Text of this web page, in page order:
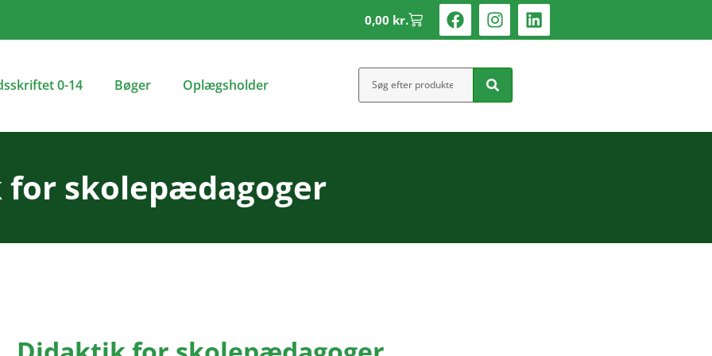
0,00 kr.
0-14 Bøger Oplægsholder
skolepædagoger